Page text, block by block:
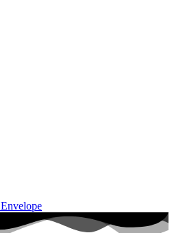
Envelope